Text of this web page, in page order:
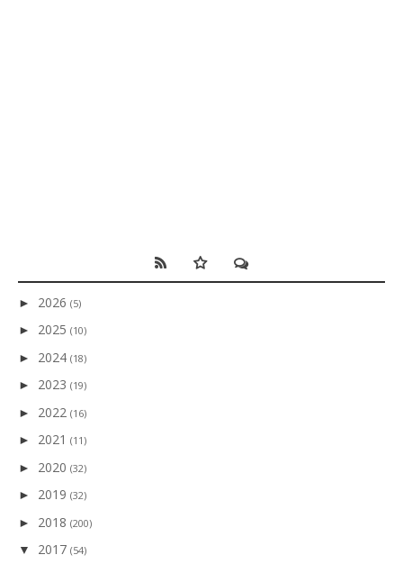
► 2026 (5)
► 2025 (10)
► 2024 (18)
► 2023 (19)
► 2022 (16)
► 2021 (11)
► 2020 (32)
► 2019 (32)
► 2018 (200)
▼ 2017 (54)